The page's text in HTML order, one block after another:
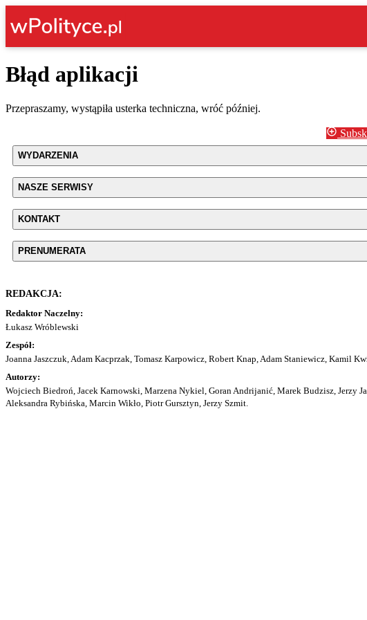
Błąd aplikacji
Przepraszamy, wystąpiła usterka techniczna, wróć później.
WYDARZENIA
NASZE SERWISY
KONTAKT
PRENUMERATA
REDAKCJA:
Redaktor Naczelny:
Łukasz Wróblewski
Zespół:
Joanna Jaszczuk, Adam Kacprzak, Tomasz Karpowicz, Robert Knap, Adam Staniewicz, Kamil
Autorzy:
Wojciech Biedroń, Jacek Karnowski, Marzena Nykiel, Goran Andrijanić, Marek Budzisz, Jerzy
Aleksandra Rybińska, Marcin Wikło, Piotr Gursztyn, Jerzy Szmit.